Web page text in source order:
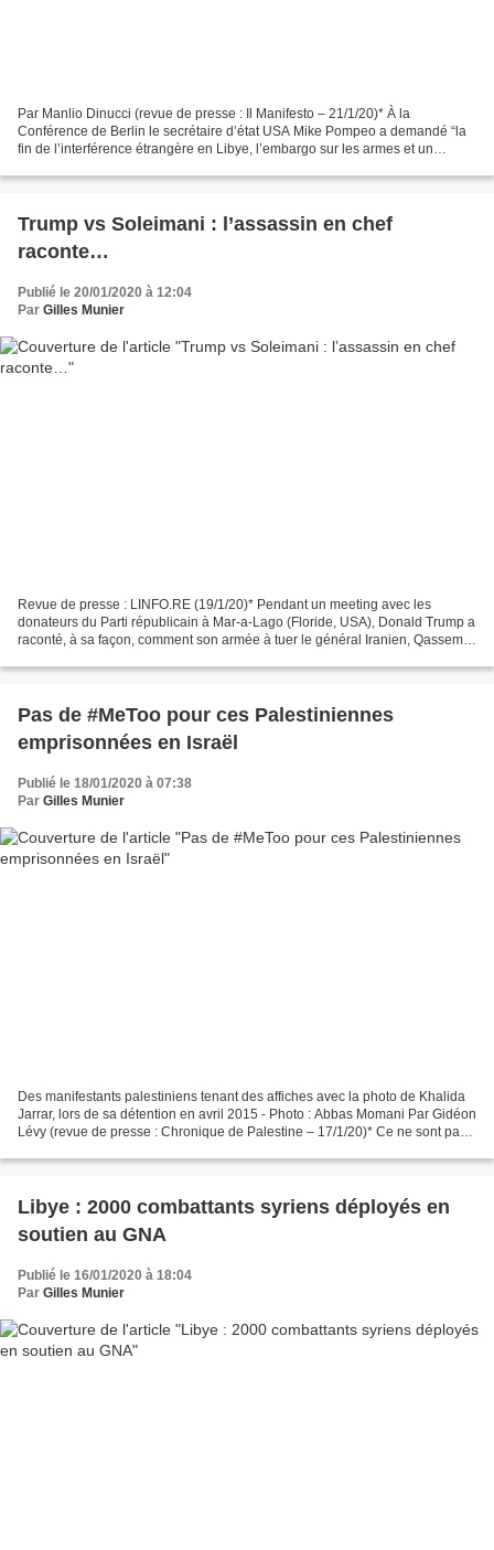
Par Manlio Dinucci (revue de presse : Il Manifesto – 21/1/20)* À la
Conférence de Berlin le secrétaire d’état USA Mike Pompeo a demandé “la
fin de l’interférence étrangère en Libye, l’embargo sur les armes et un
Trump vs Soleimani : l’assassin en chef
raconte…
Publié le 20/01/2020 à 12:04
Par Gilles Munier
Revue de presse : LINFO.RE (19/1/20)* Pendant un meeting avec les
donateurs du Parti républicain à Mar-a-Lago (Floride, USA), Donald Trump a
raconté, à sa façon, comment son armée à tuer le général Iranien, Qassem
Pas de #MeToo pour ces Palestiniennes
emprisonnées en Israël
Publié le 18/01/2020 à 07:38
Par Gilles Munier
Des manifestants palestiniens tenant des affiches avec la photo de Khalida
Jarrar, lors de sa détention en avril 2015 - Photo : Abbas Momani Par Gidéon
Lévy (revue de presse : Chronique de Palestine – 17/1/20)* Ce ne sont pas
Libye : 2000 combattants syriens déployés en
soutien au GNA
Publié le 16/01/2020 à 18:04
Par Gilles Munier